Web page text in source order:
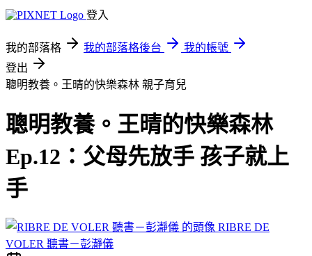
登入
我的部落格 我的部落格後台
我的帳號
登出
聰明教養。王晴的快樂森林 親子育兒
聰明教養。王晴的快樂森林
Ep.12：父母先放手 孩子就上
手
RIBRE DE
VOLER 聽書－彭瀞儀